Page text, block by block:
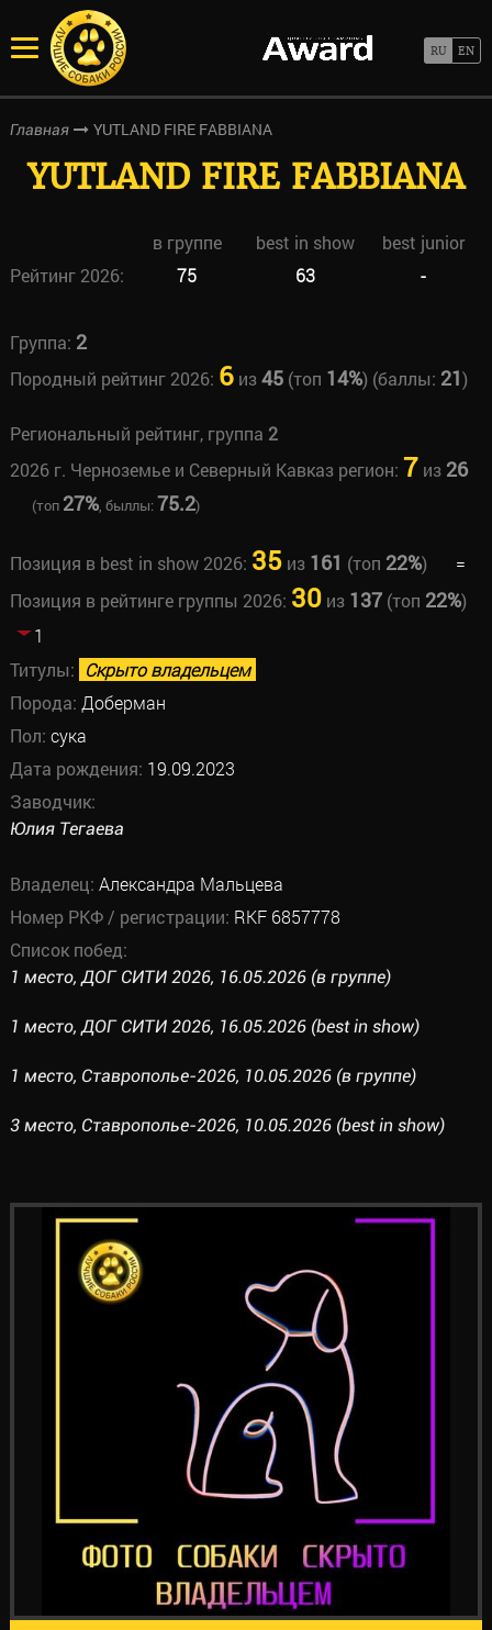
Главная YUTLAND FIRE FABBIANA
YUTLAND FIRE FABBIANA
в группе best in show
best junior
Рейтинг 2026:
75 63 -
Группа: 2
Породный рейтинг 2026: 6из45(топ 14%) (баллы: 21)
Региональный рейтинг, группа 2
2026 г. Черноземье и Северный Кавказ регион: 7 из 26
(топ 27%, быллы:75.2)
Позиция в best in show 2026: 35из 161 (топ 22%)
=
Позиция в рейтинге группы 2026: 30из 137(топ 22%)
1
Титулы: Скрыто владельцем
Порода: Доберман
Пол: сука
Дата рождения: 19.09.2023
Заводчик:
Юлия Тегаева
Владелец: Александра Мальцева
Номер РКФ / регистрации: RKF 6857778
Список побед:
1 место, ДОГ СИТИ 2026, 16.05.2026 (в группе)
1 место, ДОГ СИТИ 2026, 16.05.2026 (best in show)
1 место, Ставрополье-2026, 10.05.2026 (в группе)
3 место, Ставрополье-2026, 10.05.2026 (best in show)